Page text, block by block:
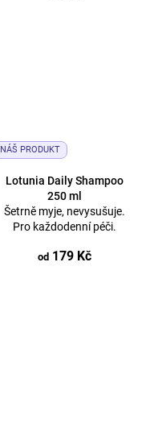
NÁŠ PRODUKT
Lotunia Daily Shampoo
250 ml
Šetrně myje, nevysušuje.
Pro každodenní péči.
od179 Kč